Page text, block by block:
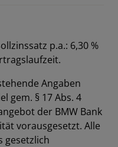
p.a.: 6,30 %
.
Angaben
gem. § 17 Abs. 4
der BMW Bank
vorausgesetzt. Alle
gesetzlich